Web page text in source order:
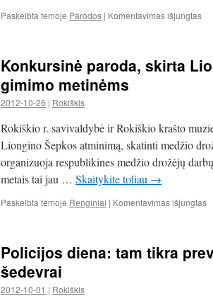
Paskelbta temoje Parodos | Komentavimas išjungtas
Konkursinė paroda, skirta
gimimo metinėms
2012-10-26 | Rokiškis
Rokiš­kio r. savi­val­dybė ir Rokiš­kio krašto
Lion­gino Šepkos atmi­nimą, ska­tinti medžio
orga­ni­zuoja res­pub­li­ki­nes medžio dro­žėjų
metais tai jau … Skaitykite toliau →
Paskelbta temoje Renginiai | Komentavimas išjungtas
Policijos diena: tam tikra
šedevrai
2012-10-01 | Rokiškis